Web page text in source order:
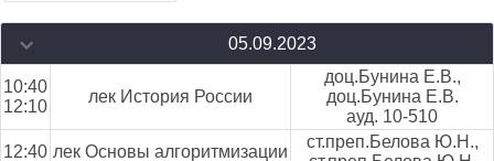
05.09.2023
10:40
12:10
лек История России
доц.Бунина Е.В.,
доц.Бунина Е.В.
ауд. 10-510
12:40 лек Основы алгоритмизации
ст.преп.Белова Ю.Н.,